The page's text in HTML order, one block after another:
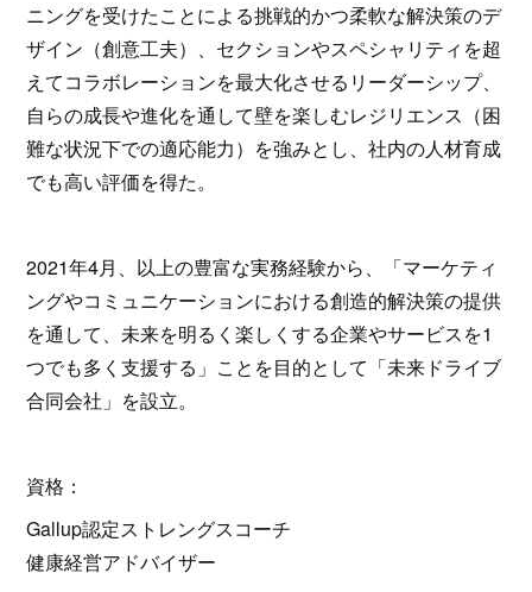
ニングを受けたことによる挑戦的かつ柔軟な解決策のデ
ザイン（創意工夫）、セクションやスペシャリティを超
えてコラボレーションを最大化させるリーダーシップ、
自らの成長や進化を通して壁を楽しむレジリエンス（困
難な状況下での適応能力）を強みとし、社内の人材育成
でも高い評価を得た。
2021年4月、以上の豊富な実務経験から、「マーケティ
ングやコミュニケーションにおける創造的解決策の提供
を通して、未来を明るく楽しくする企業やサービスを1
つでも多く支援する」ことを目的として 「未来ドライブ
合同会社」を設立。
資格：
Gallup認定ストレングスコーチ
健康経営アドバイザー